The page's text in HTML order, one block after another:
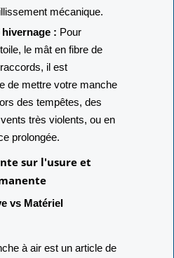
mécanique.
: Pour
le mât en fibre de
il est
de mettre votre manche
des tempêtes, des
très violents, ou en
prolongée.
sur l'usure et
vs Matériel
à air est un article de